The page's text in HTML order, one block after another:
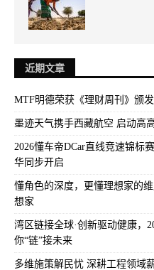
近期文章
MTF明德荣获《理财周刊》颁
墨迹天气携手西藏航空 启动高
2026懂车帝DCar直线竞速锦标
华同步开启
懂角色的深度，更懂理想家的
想家
湾区链接全球·创新驱动健康，
你“链”接未来
多维施策解民忧 深耕工程领域